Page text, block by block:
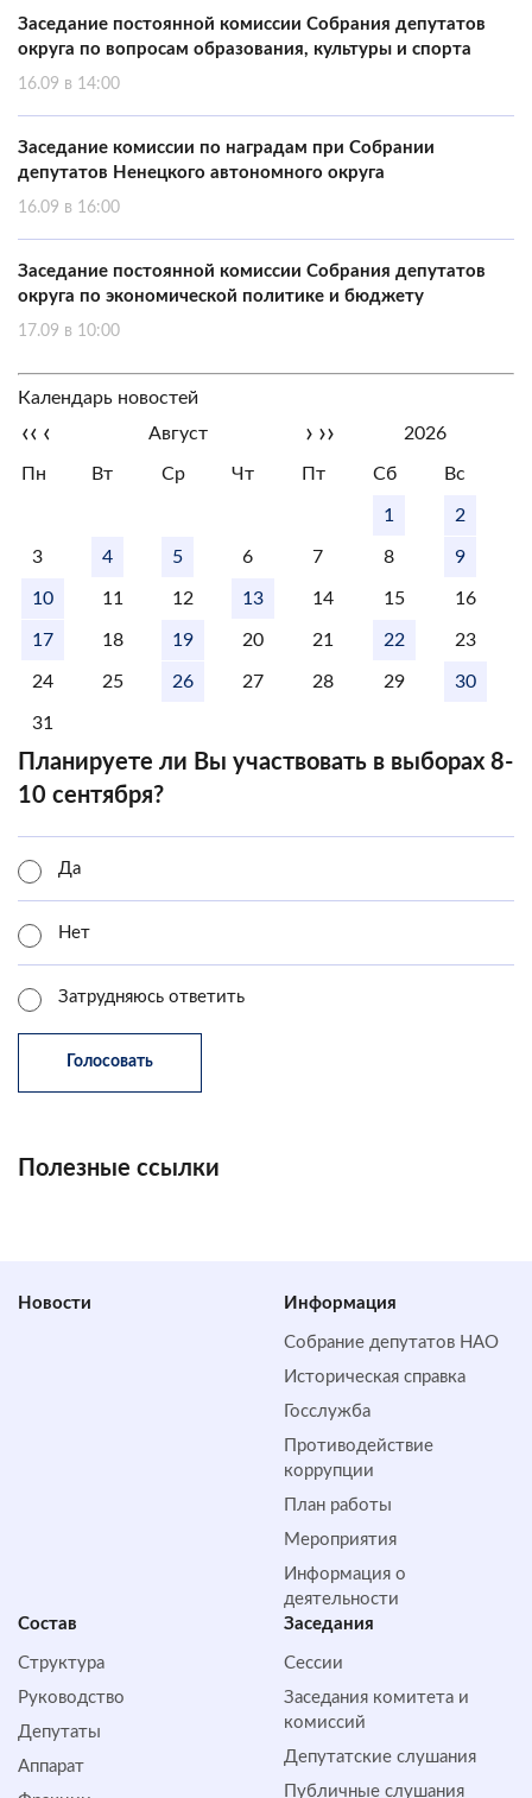
Заседание постоянной комиссии Собрания депутатов
округа по вопросам образования, культуры и спорта
16.09 в 14:00
Заседание комиссии по наградам при Собрании
депутатов Ненецкого автономного округа
16.09 в 16:00
Заседание постоянной комиссии Собрания депутатов
округа по экономической политике и бюджету
17.09 в 10:00
Календарь новостей
‹‹ ‹ Август › ›› 2026
Пн Вт Ср Чт Пт Сб Вс
1 2
3 4 5 6 7 8 9
10 11 12 13 14 15 16
17 18 19 20 21 22 23
24 25 26 27 28 29 30
31
Планируете ли Вы участвовать в выборах 8-
10 сентября?
Да
Нет
Затрудняюсь ответить
Полезные ссылки
Новости Информация
Собрание депутатов НАО
Историческая справка
Госслужба
Противодействие
коррупции
План работы
Мероприятия
Информация о
деятельности
Состав
Структура
Руководство
Депутаты
Аппарат
Заседания
Сессии
Заседания комитета и
комиссий
Депутатские слушания
Публичные слушания